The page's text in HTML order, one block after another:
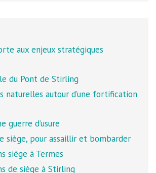
aux enjeux stratégiques
du Pont de Stirling
naturelles autour d’une fortification
guerre d’usure
siège, pour assaillir et bombarder
siège à Termes
de siège à Stirling